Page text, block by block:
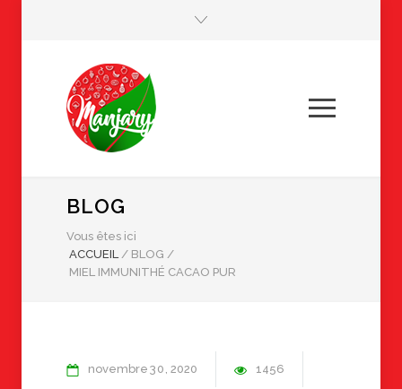
BLOG
Vous êtes ici
ACCUEIL / BLOG /
MIEL IMMUNITHÉ CACAO PUR
novembre 30 2020 1456